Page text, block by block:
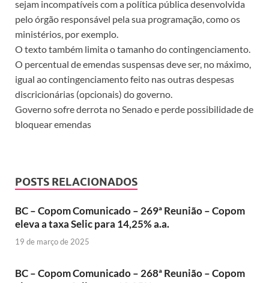
sejam incompatíveis com a política pública desenvolvida
pelo órgão responsável pela sua programação, como os
ministérios, por exemplo.
O texto também limita o tamanho do contingenciamento.
O percentual de emendas suspensas deve ser, no máximo,
igual ao contingenciamento feito nas outras despesas
discricionárias (opcionais) do governo.
Governo sofre derrota no Senado e perde possibilidade de
bloquear emendas
POSTS RELACIONADOS
BC – Copom Comunicado – 269ª Reunião – Copom
eleva a taxa Selic para 14,25% a.a.
19 de março de 2025
BC – Copom Comunicado – 268ª Reunião – Copom